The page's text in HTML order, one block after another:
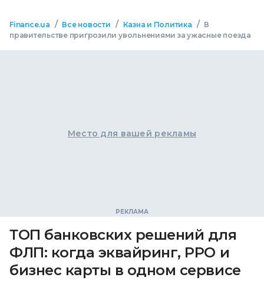
Finance.ua / Все новости / Казна и Политика / В
правительстве пригрозили увольнениями за ужасные поезда
Место для вашей рекламы
ТОП банковских решений для
ФЛП: когда эквайринг, РРО и
бизнес карты в одном сервисе